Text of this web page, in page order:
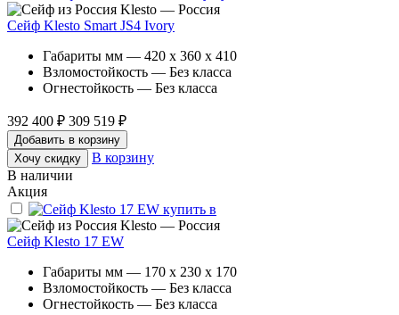
Klesto — Россия
Сейф Klesto Smart JS4 Ivory
Габариты мм — 420 x 360 x 410
Взломостойкость — Без класса
Огнестойкость — Без класса
392 400 ₽ 309 519 ₽
Добавить в корзину
Хочу скидку
В корзину
В наличии
Акция
Klesto — Россия
Сейф Klesto 17 EW
Габариты мм — 170 x 230 x 170
Взломостойкость — Без класса
Огнестойкость — Без класса